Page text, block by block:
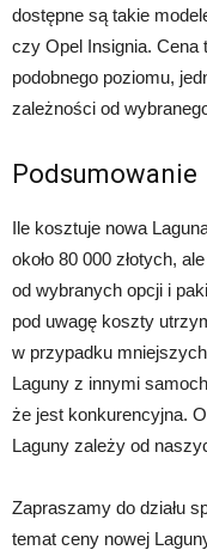
dostępne są takie
czy Opel Insignia.
podobnego poziomu,
zależności od
Podsumowanie
Ile kosztuje nowa
około 80 000 złotych,
od wybranych opcji i
pod uwagę koszty
w przypadku
Laguny z innymi
że jest konkurencyjna.
Laguny zależy od
Zapraszamy do działu
temat ceny nowej